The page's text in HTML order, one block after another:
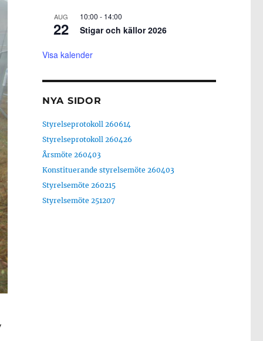
AUG
22
10:00 - 14:00
Stigar och källor 2026
Visa kalender
NYA SIDOR
Styrelseprotokoll 260614
Styrelseprotokoll 260426
Årsmöte 260403
Konstituerande styrelsemöte 260403
Styrelsemöte 260215
Styrelsemöte 251207